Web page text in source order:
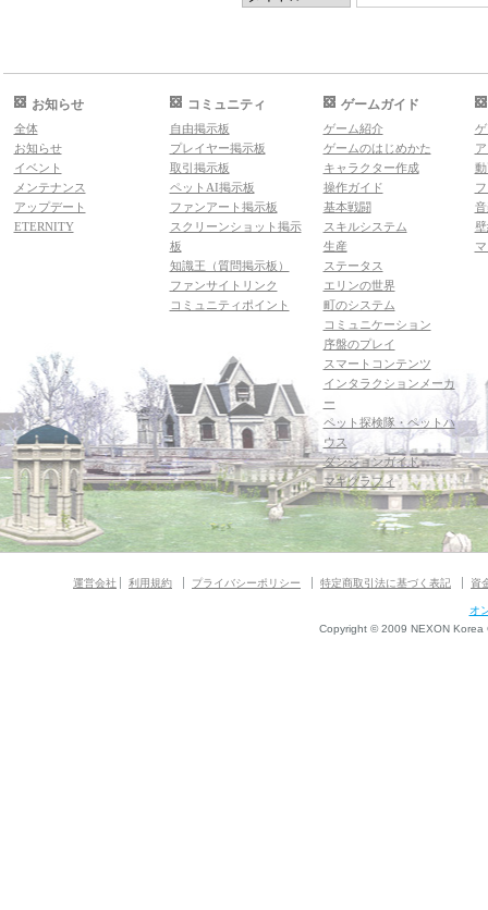
お知らせ
全体
お知らせ
イベント
メンテナンス
アップデート
ETERNITY
コミュニティ
自由掲示板
プレイヤー掲示板
取引掲示板
ペットAI掲示板
ファンアート掲示板
スクリーンショット掲示
板
知識王（質問掲示板）
ファンサイトリンク
コミュニティポイント
ゲームガイド
ゲーム紹介
ゲームのはじめかた
キャラクター作成
操作ガイド
基本戦闘
スキルシステム
生産
ステータス
エリンの世界
町のシステム
コミュニケーション
序盤のプレイ
スマートコンテンツ
インタラクションメーカ
ー
ペット探検隊・ペットハ
ウス
ダンジョンガイド
マギグラフィ
運営会社 利用規約 プライバシーポリシー 特定商取引法に基づく表記 資
オ
Copyright © 2009 NEXON Korea